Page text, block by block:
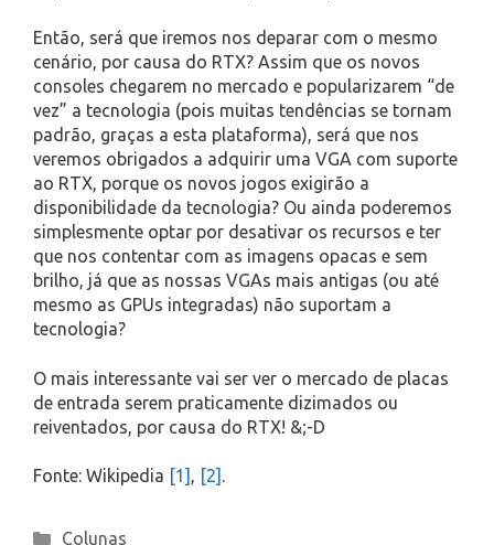
Então, será que iremos nos deparar com o mesmo
cenário, por causa do RTX? Assim que os novos
consoles chegarem no mercado e popularizarem “de
vez” a tecnologia (pois muitas tendências se tornam
padrão, graças a esta plataforma), será que nos
veremos obrigados a adquirir uma VGA com suporte
ao RTX, porque os novos jogos exigirão a
disponibilidade da tecnologia? Ou ainda poderemos
simplesmente optar por desativar os recursos e ter
que nos contentar com as imagens opacas e sem
brilho, já que as nossas VGAs mais antigas (ou até
mesmo as GPUs integradas) não suportam a
tecnologia?
O mais interessante vai ser ver o mercado de placas
de entrada serem praticamente dizimados ou
reiventados, por causa do RTX! &;-D
Fonte: Wikipedia [1] , [2] .
Categories
Colunas